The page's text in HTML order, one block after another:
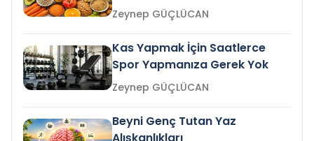
Zeynep GÜÇLÜCAN
Kas Yapmak İçin Saatlerce
Spor Yapmanıza Gerek Yok
Zeynep GÜÇLÜCAN
Beyni Genç Tutan Yaz